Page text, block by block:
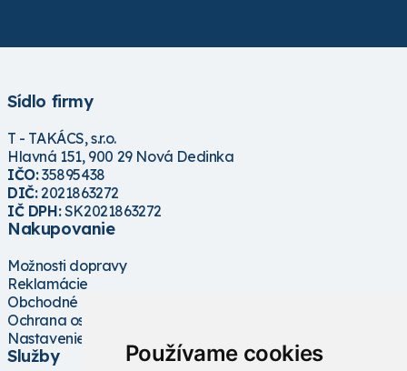
Používame cookies
Sídlo firmy
T - TAKÁCS, s.r.o.
Hlavná 151, 900 29 Nová Dedinka
IČO:35895438
DIČ:2021863272
IČ DPH:SK2021863272
Nakupovanie
Možnosti dopravy
Reklamácie
Obchodné podmienky
Ochrana osobných údajov
Nastavenie cookies
Služby